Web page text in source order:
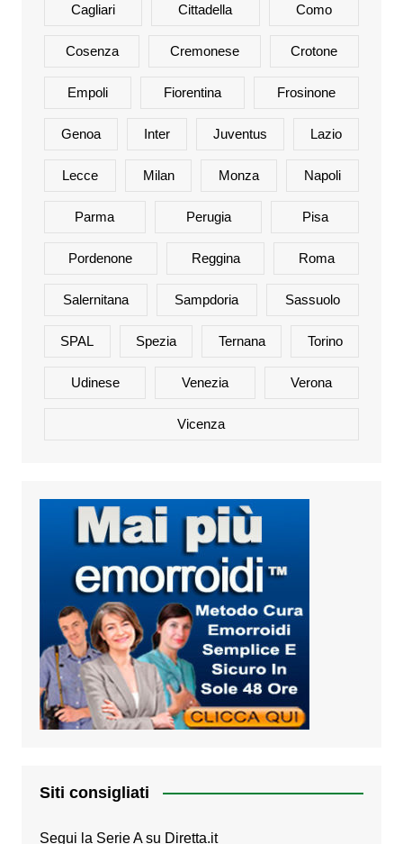
Cagliari Cittadella Como
Cosenza Cremonese Crotone
Empoli Fiorentina Frosinone
Genoa Inter Juventus Lazio
Lecce Milan Monza Napoli
Parma Perugia Pisa
Pordenone Reggina Roma
Salernitana Sampdoria Sassuolo
SPAL Spezia Ternana Torino
Udinese Venezia Verona
Vicenza
Siti consigliati
Segui la Serie A su Diretta.it